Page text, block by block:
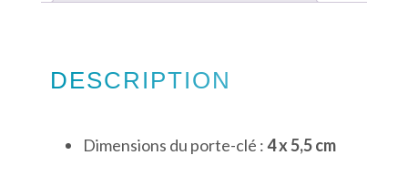
DESCRIPTION
Dimensions du porte-clé :4 x 5,5 cm